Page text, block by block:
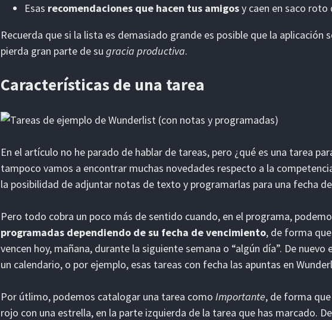
Esas recomendaciones que hacen tus amigosy caen en saco roto
Recuerda que si la lista es demasiado grande es posible que la aplicación
pierda gran parte de su gracia productiva.
Características de una tarea
En el artículo no he parado de hablar de tareas, pero ¿qué es una tarea
tampoco vamos a encontrar muchas novedades respecto a la
la posibilidad de adjuntar notas de texto y programarlas para una fecha
Pero todo cobra un poco más de sentido cuando, en el programa,
programadas dependiendo de su fecha de vencimiento, de forma
vencen hoy, mañana, durante la siguiente semana o “algún día”. De
un calendario, o por ejemplo, esas tareas con fecha las apuntas en
Por útlimo, podemos catalogar una tarea como Importante, de forma
rojo con una estrella, en la parte izquierda de la tarea que has marcado.